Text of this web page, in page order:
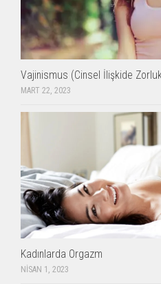
Vajinismus (Cinsel İlişkide
MART 22, 2023
Kadınlarda Orgazm
NISAN 1, 2023